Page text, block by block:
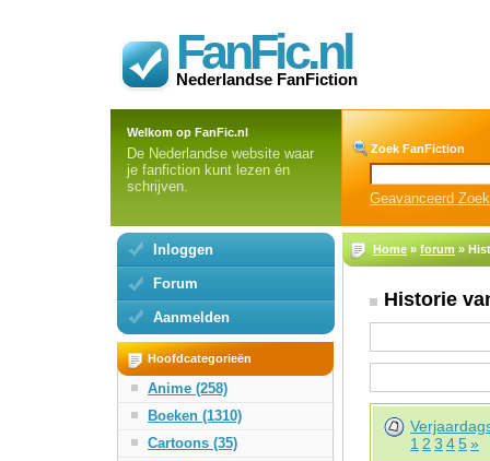
FanFic.nl
Nederlandse FanFiction
Welkom op FanFic.nl
De Nederlandse website waar
je fanfiction kunt lezen én
schrijven.
Zoek FanFiction
Geavanceerd
Inloggen
Forum
Aanmelden
Hoofdcategorieën
Anime (258)
Boeken (1310)
Cartoons (35)
Home » forum »
Historie
1 2 3 45 »